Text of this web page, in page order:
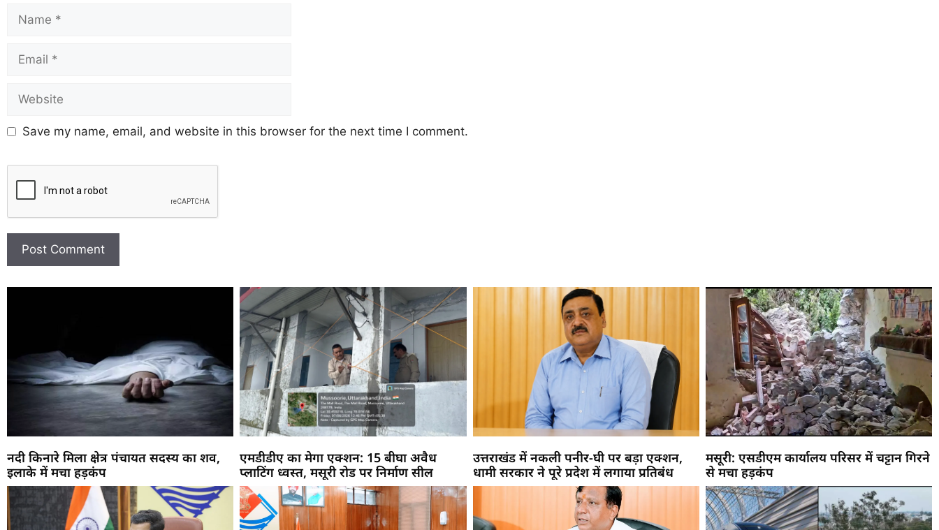
Save my name, email, and website in this browser for the next time I comment.
नदी किनारे मिला क्षेत्र पंचायत सदस्य का शव,
इलाके में मचा हड़कंप
एमडीडीए का मेगा एक्शन: 15 बीघा अवैध
प्लाटिंग ध्वस्त, मसूरी रोड पर निर्माण सील
उत्तराखंड में नकली पनीर-घी पर बड़ा एक्शन,
धामी सरकार ने पूरे प्रदेश में लगाया प्रतिबंध
मसूरी: एसडीएम कार्यालय परिसर में चट्टान गिरने
से मचा हड़कंप